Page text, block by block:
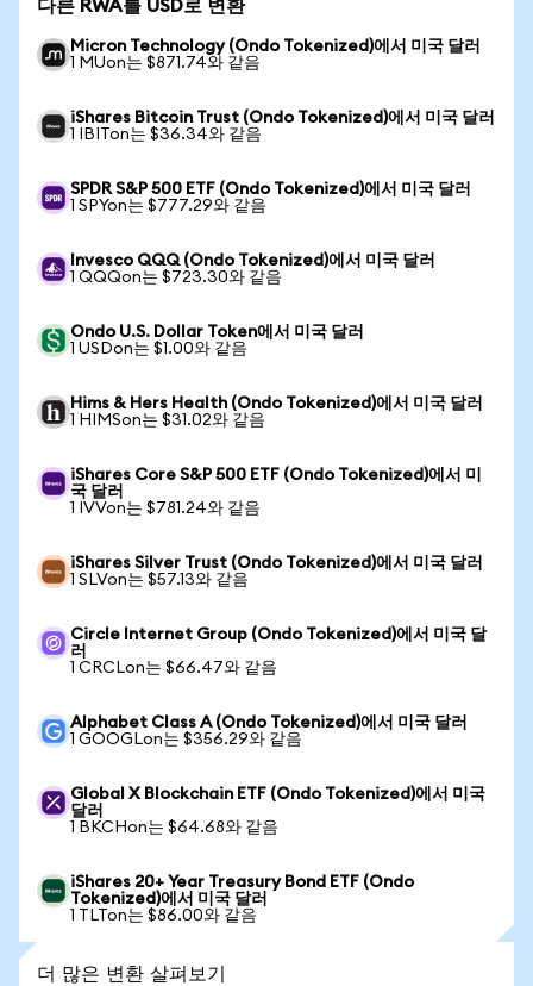
다른 RWA를 USD로 변환
Micron Technology (Ondo Tokenized)에서 미국 달러
1 MUon는 $871.74와 같음
iShares Bitcoin Trust (Ondo Tokenized)에서 미국 달러
1 IBITon는 $36.34와 같음
SPDR S&P 500 ETF (Ondo Tokenized)에서 미국 달러
1 SPYon는 $777.29와 같음
Invesco QQQ (Ondo Tokenized)에서 미국 달러
1 QQQon는 $723.30와 같음
Ondo U.S. Dollar Token에서 미국 달러
1 USDon는 $1.00와 같음
Hims & Hers Health (Ondo Tokenized)에서 미국 달러
1 HIMSon는 $31.02와 같음
iShares Core S&P 500 ETF (Ondo Tokenized)에서 미
국 달러
1 IVVon는 $781.24와 같음
iShares Silver Trust (Ondo Tokenized)에서 미국 달러
1 SLVon는 $57.13와 같음
Circle Internet Group (Ondo Tokenized)에서 미국 달
러
1 CRCLon는 $66.47와 같음
Alphabet Class A (Ondo Tokenized)에서 미국 달러
1 GOOGLon는 $356.29와 같음
Global X Blockchain ETF (Ondo Tokenized)에서 미국
달러
1 BKCHon는 $64.68와 같음
iShares 20+ Year Treasury Bond ETF (Ondo
Tokenized)에서 미국 달러
1 TLTon는 $86.00와 같음
더 많은 변환 살펴보기